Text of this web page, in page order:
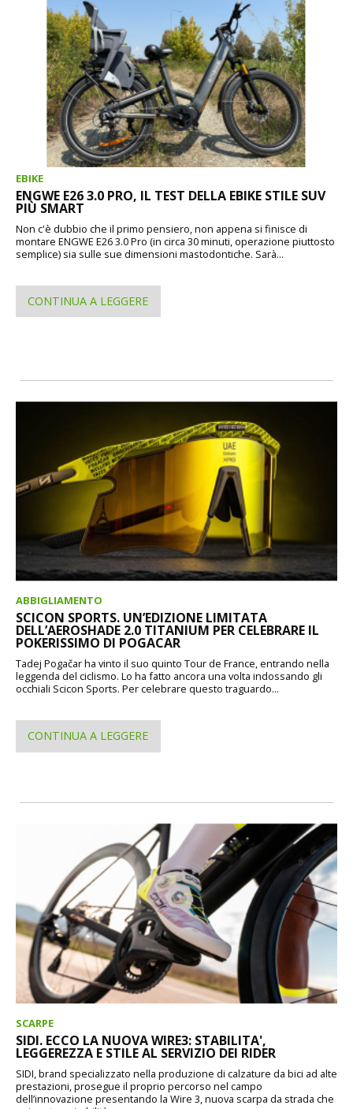
EBIKE
ENGWE E26 3.0 PRO, IL TEST DELLA EBIKE STILE SUV
PIÙ SMART
Non c'è dubbio che il primo pensiero, non appena si finisce di
montare ENGWE E26 3.0 Pro (in circa 30 minuti, operazione piuttosto
semplice) sia sulle sue dimensioni mastodontiche. Sarà...
CONTINUA A LEGGERE
ABBIGLIAMENTO
SCICON SPORTS. UN’EDIZIONE LIMITATA
DELL’AEROSHADE 2.0 TITANIUM PER CELEBRARE IL
POKERISSIMO DI POGACAR
Tadej Pogačar ha vinto il suo quinto Tour de France, entrando nella
leggenda del ciclismo. Lo ha fatto ancora una volta indossando gli
occhiali Scicon Sports. Per celebrare questo traguardo...
CONTINUA A LEGGERE
SCARPE
SIDI. ECCO LA NUOVA WIRE3: STABILITA',
LEGGEREZZA E STILE AL SERVIZIO DEI RIDER
SIDI, brand specializzato nella produzione di calzature da bici ad alte
prestazioni, prosegue il proprio percorso nel campo
dell’innovazione presentando la Wire 3, nuova scarpa da strada che